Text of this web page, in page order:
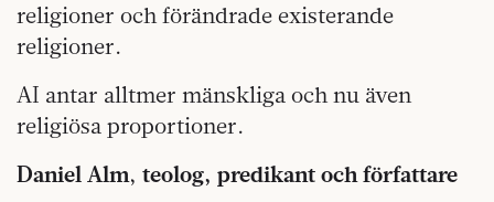
religioner och förändrade existerande
religioner.
AI antar alltmer mänskliga och nu även
religiösa proportioner.
Daniel Alm, teolog, predikant och författare